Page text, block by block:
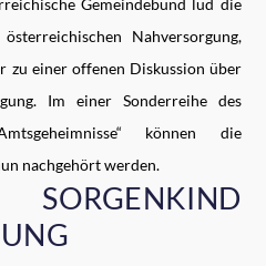
Gemeindebund lud die
Nahversorgung,
zu einer offenen Diskussion über
Im einer Sonderreihe des
können die
nachgehört werden.